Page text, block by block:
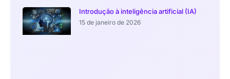
Introdução à inteligência artificial (IA)
15 de janeiro de 2026